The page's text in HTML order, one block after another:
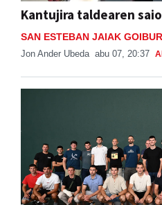
Kantujira taldearen
SAN ESTEBAN JAIAK
Jon Ander Ubeda abu 07, 20:37